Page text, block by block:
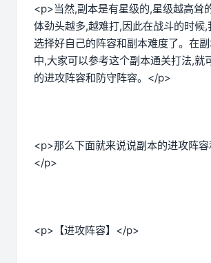
<p>当然,副本是有星级的,星级越高耸
体劲头越多,越难打,因此在战斗的时候
选择好自己的阵容和副本难度了。在
中,大家可以参考这个副本通关打法,就
的进攻阵容和防守阵容。</p>
<p>那么下面就来说说副本的进攻阵容
</p>
<p>【进攻阵容】</p>